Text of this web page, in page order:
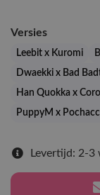
Versies
Leebit x Kuromi
Dwaekki x Bad
Han Quokka x
PuppyM x
Levertijd: 2-3